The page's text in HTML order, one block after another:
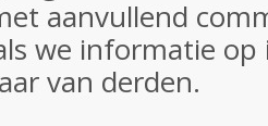
aanvullend
we informatie
van derden.